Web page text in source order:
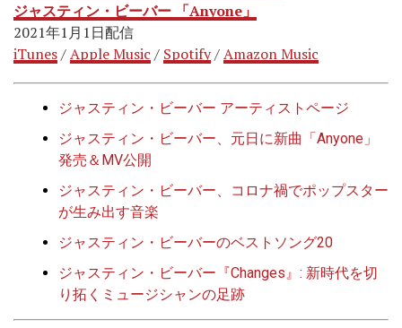
ジャスティン・ビーバー 「Anyone」
2021年1月1日配信
iTunes/Apple Music / Spotify/Amazon Music
ジャスティン・ビーバー アーティストページ
ジャスティン・ビーバー、元日に新曲「Anyone」
発売＆MV公開
ジャスティン・ビーバー、コロナ禍でポップスター
が生み出す音楽
ジャスティン・ビーバーのベストソング20
ジャスティン・ビーバー『Changes』: 新時代を切
り拓くミュージシャンの足跡